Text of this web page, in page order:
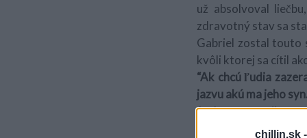
chillin.sk -
už absolvoval
zdravotný stav sa
Gabriel zostal touto
kvôli ktorej sa cítil
“Ak chcú ľudia
jazvu akú ma jeho syn.
Josh sa so svojim
otcov, ktorí si